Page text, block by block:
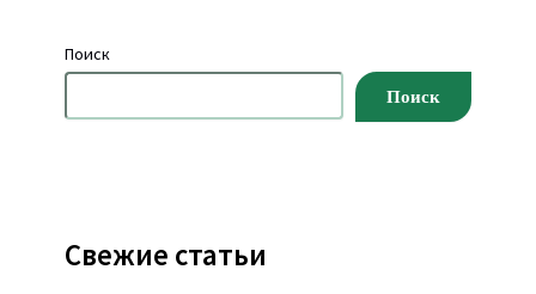
Поиск
Поиск
Свежие статьи